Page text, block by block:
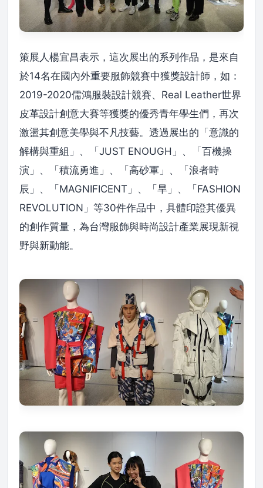
策展人楊宜昌表示，這次展出的系列作品，是來自
於14名在國內外重要服飾競賽中獲獎設計師，如：
2019-2020儒鴻服裝設計競賽、Real Leather世界
皮革設計創意大賽等獲獎的優秀青年學生們，再次
激盪其創意美學與不凡技藝。透過展出的「意識的
解構與重組」、「JUST ENOUGH」、「百機操
演」、「積流勇進」、「高砂軍」、「浪者時
辰」、「MAGNIFICENT」、「旱」、「FASHION
REVOLUTION」等30件作品中，具體印證其優異
的創作質量，為台灣服飾與時尚設計產業展現新視
野與新動能。